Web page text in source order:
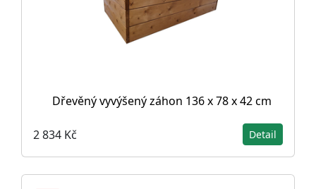
Dřevěný vyvýšený záhon 136 x 78 x 42 cm
2 834 Kč Detail